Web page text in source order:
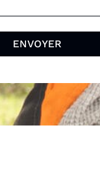
ENVOYER